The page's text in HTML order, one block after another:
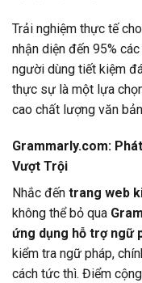
Trải nghiệm thực tế
nhận diện đến 95%
người dùng tiết kiệm
thực sự là một lựa
cao chất lượng văn
Grammarly.com:
Vượt Trội
Nhắc đến trang web
không thể bỏ qua
ứng dụng hỗ trợ ngữ
kiểm tra ngữ pháp,
cách tức thì. Điểm